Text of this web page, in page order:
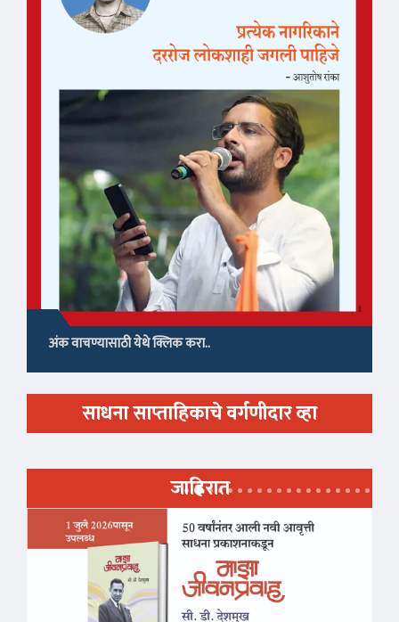
अंक वाचण्यासाठी येथे क्लिक करा..
साधना साप्ताहिकाचे वर्गणीदार व्हा
जाहिरात